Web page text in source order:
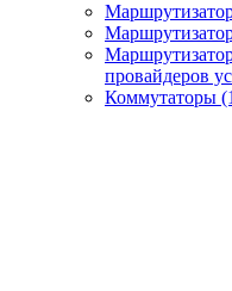
провайдеров
Коммутаторы